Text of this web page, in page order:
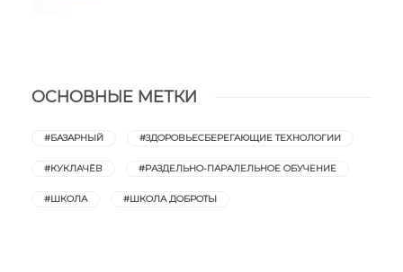
ОСНОВНЫЕ МЕТКИ
#БАЗАРНЫЙ #ЗДОРОВЬЕСБЕРЕГАЮЩИЕ ТЕХНОЛОГИИ
#КУКЛАЧЁВ #РАЗДЕЛЬНО-ПАРАЛЕЛЬНОЕ ОБУЧЕНИЕ
#ШКОЛА #ШКОЛА ДОБРОТЫ